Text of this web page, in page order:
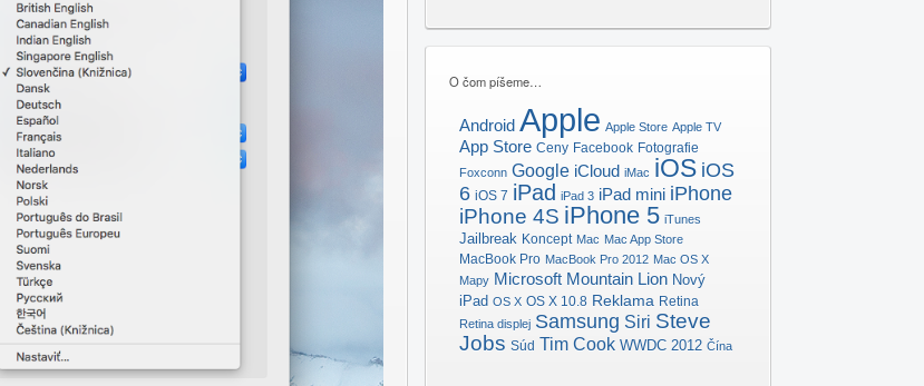
O čom píšeme…
Android Apple Apple Store Apple TV
App Store Ceny Facebook Fotografie
Foxconn Google iCloud iMac iOS iOS
6 iOS 7 iPad iPad 3 iPad mini iPhone
iPhone 4S iPhone 5 iTunes
Jailbreak Koncept Mac Mac App Store
MacBook Pro MacBook Pro 2012 Mac OS X
Mapy Microsoft Mountain Lion Nový
iPad OS X OS X 10.8 Reklama Retina
Retina displej Samsung Siri Steve
Jobs Súd Tim Cook WWDC 2012 Čína